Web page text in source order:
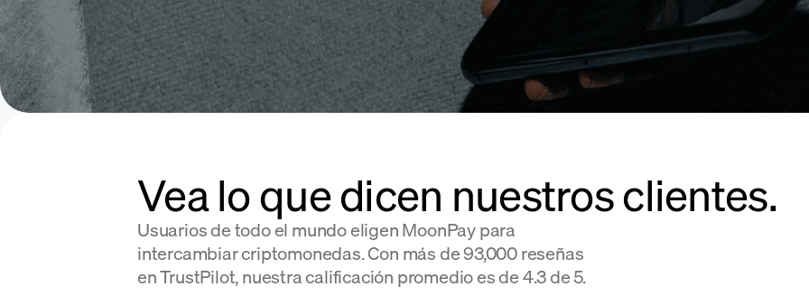
Vea lo que dicen nuestros clientes.
Usuarios de todo el mundo eligen MoonPay para
intercambiar criptomonedas. Con más de 93,000 reseñas
en TrustPilot, nuestra calificación promedio es de 4.3 de 5.